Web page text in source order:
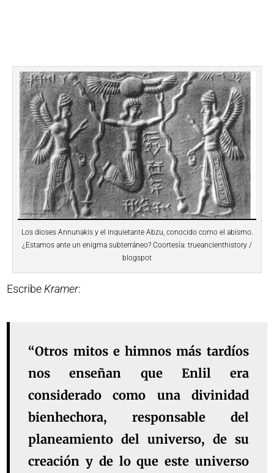
Los dioses Annunakis y el inquietante Abzu, conocido como el abismo.
¿Estamos ante un enigma subterráneo? Coortesía: trueancienthistory /
blogspot
Escribe Kramer:
“Otros mitos e himnos más tardíos
nos enseñan que Enlil era
considerado como una divinidad
bienhechora, responsable del
planeamiento del universo, de su
creación y de lo que este universo